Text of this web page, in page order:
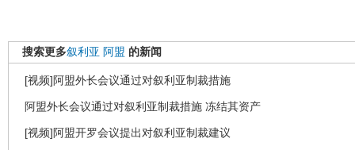
搜索更多叙利亚 阿盟 的新闻
[视频]阿盟外长会议通过对叙利亚制裁措施
阿盟外长会议通过对叙利亚制裁措施 冻结其资产
[视频]阿盟开罗会议提出对叙利亚制裁建议